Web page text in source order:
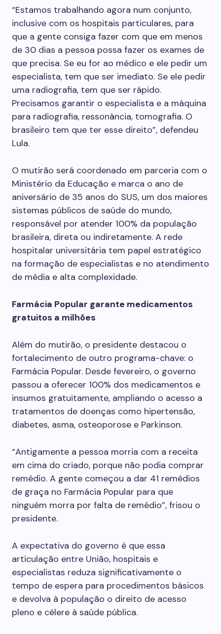
“Estamos trabalhando agora num conjunto,
inclusive com os hospitais particulares, para
que a gente consiga fazer com que em menos
de 30 dias a pessoa possa fazer os exames de
que precisa. Se eu for ao médico e ele pedir um
especialista, tem que ser imediato. Se ele pedir
uma radiografia, tem que ser rápido.
Precisamos garantir o especialista e a máquina
para radiografia, ressonância, tomografia. O
brasileiro tem que ter esse direito”, defendeu
Lula.
O mutirão será coordenado em parceria com o
Ministério da Educação e marca o ano de
aniversário de 35 anos do SUS, um dos maiores
sistemas públicos de saúde do mundo,
responsável por atender 100% da população
brasileira, direta ou indiretamente. A rede
hospitalar universitária tem papel estratégico
na formação de especialistas e no atendimento
de média e alta complexidade.
Farmácia Popular garante medicamentos
gratuitos a milhões
Além do mutirão, o presidente destacou o
fortalecimento de outro programa-chave: o
Farmácia Popular. Desde fevereiro, o governo
passou a oferecer 100% dos medicamentos e
insumos gratuitamente, ampliando o acesso a
tratamentos de doenças como hipertensão,
diabetes, asma, osteoporose e Parkinson.
“Antigamente a pessoa morria com a receita
em cima do criado, porque não podia comprar
remédio. A gente começou a dar 41 remédios
de graça no Farmácia Popular para que
ninguém morra por falta de remédio”, frisou o
presidente.
A expectativa do governo é que essa
articulação entre União, hospitais e
especialistas reduza significativamente o
tempo de espera para procedimentos básicos
e devolva à população o direito de acesso
pleno e célere à saúde pública.